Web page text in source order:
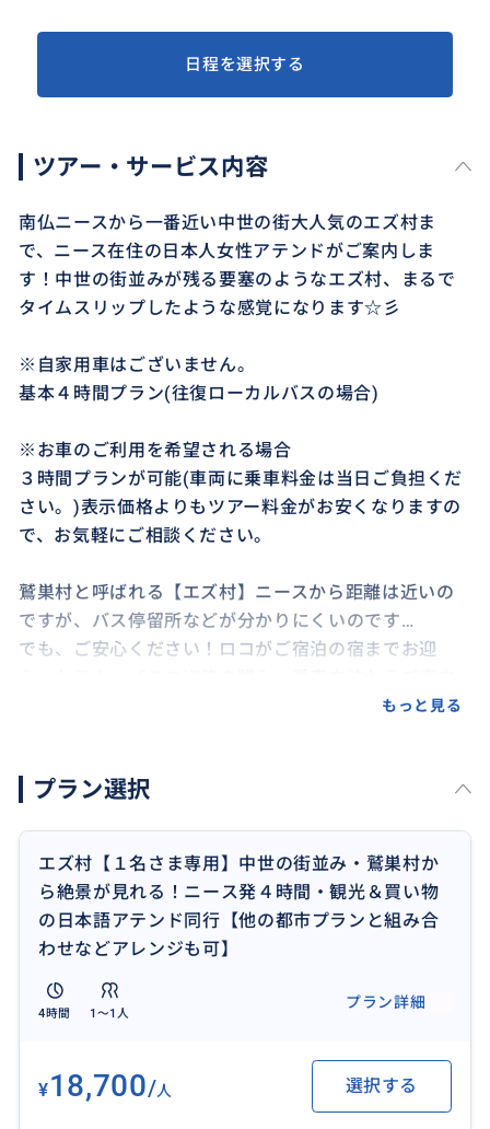
日程を選択する
ツアー・サービス内容
南仏ニースから一番近い中世の街大人気のエズ村ま
で、ニース在住の日本人女性アテンドがご案内しま
す！中世の街並みが残る要塞のようなエズ村、まるで
タイムスリップしたような感覚になります☆彡
※自家用車はございません。
基本４時間プラン(往復ローカルバスの場合)
※お車のご利用を希望される場合
３時間プランが可能(車両に乗車料金は当日ご負担くだ
さい。)表示価格よりもツアー料金がお安くなりますの
で、お気軽にご相談ください。
鷲巣村と呼ばれる【エズ村】ニースから距離は近いの
ですが、バス停留所などが分かりにくいのです…
でも、ご安心ください！ロコがご宿泊の宿までお迎
ニースのバスターミナル→エズまでローカルバスで乗
車時間３０分＋宿からバスターミナルまでトラムかバ
ス、もしくはUber利用ですとニース市内の宿から約３
０分です。
ご希望の場合、車両の予約や当方の携帯アプリにてUbe
移動手段：徒歩、トラム、電車、バス(自家用車なし)
もっと見る
プラン選択
エズ村【１名さま専用】中世の街並み・鷲巣村か
ら絶景が見れる！ニース発４時間・観光＆買い物
の日本語アテンド同行【他の都市プランと組み合
わせなどアレンジも可】
4時間 1〜1人
プラン詳細
¥18,700/人 選択する